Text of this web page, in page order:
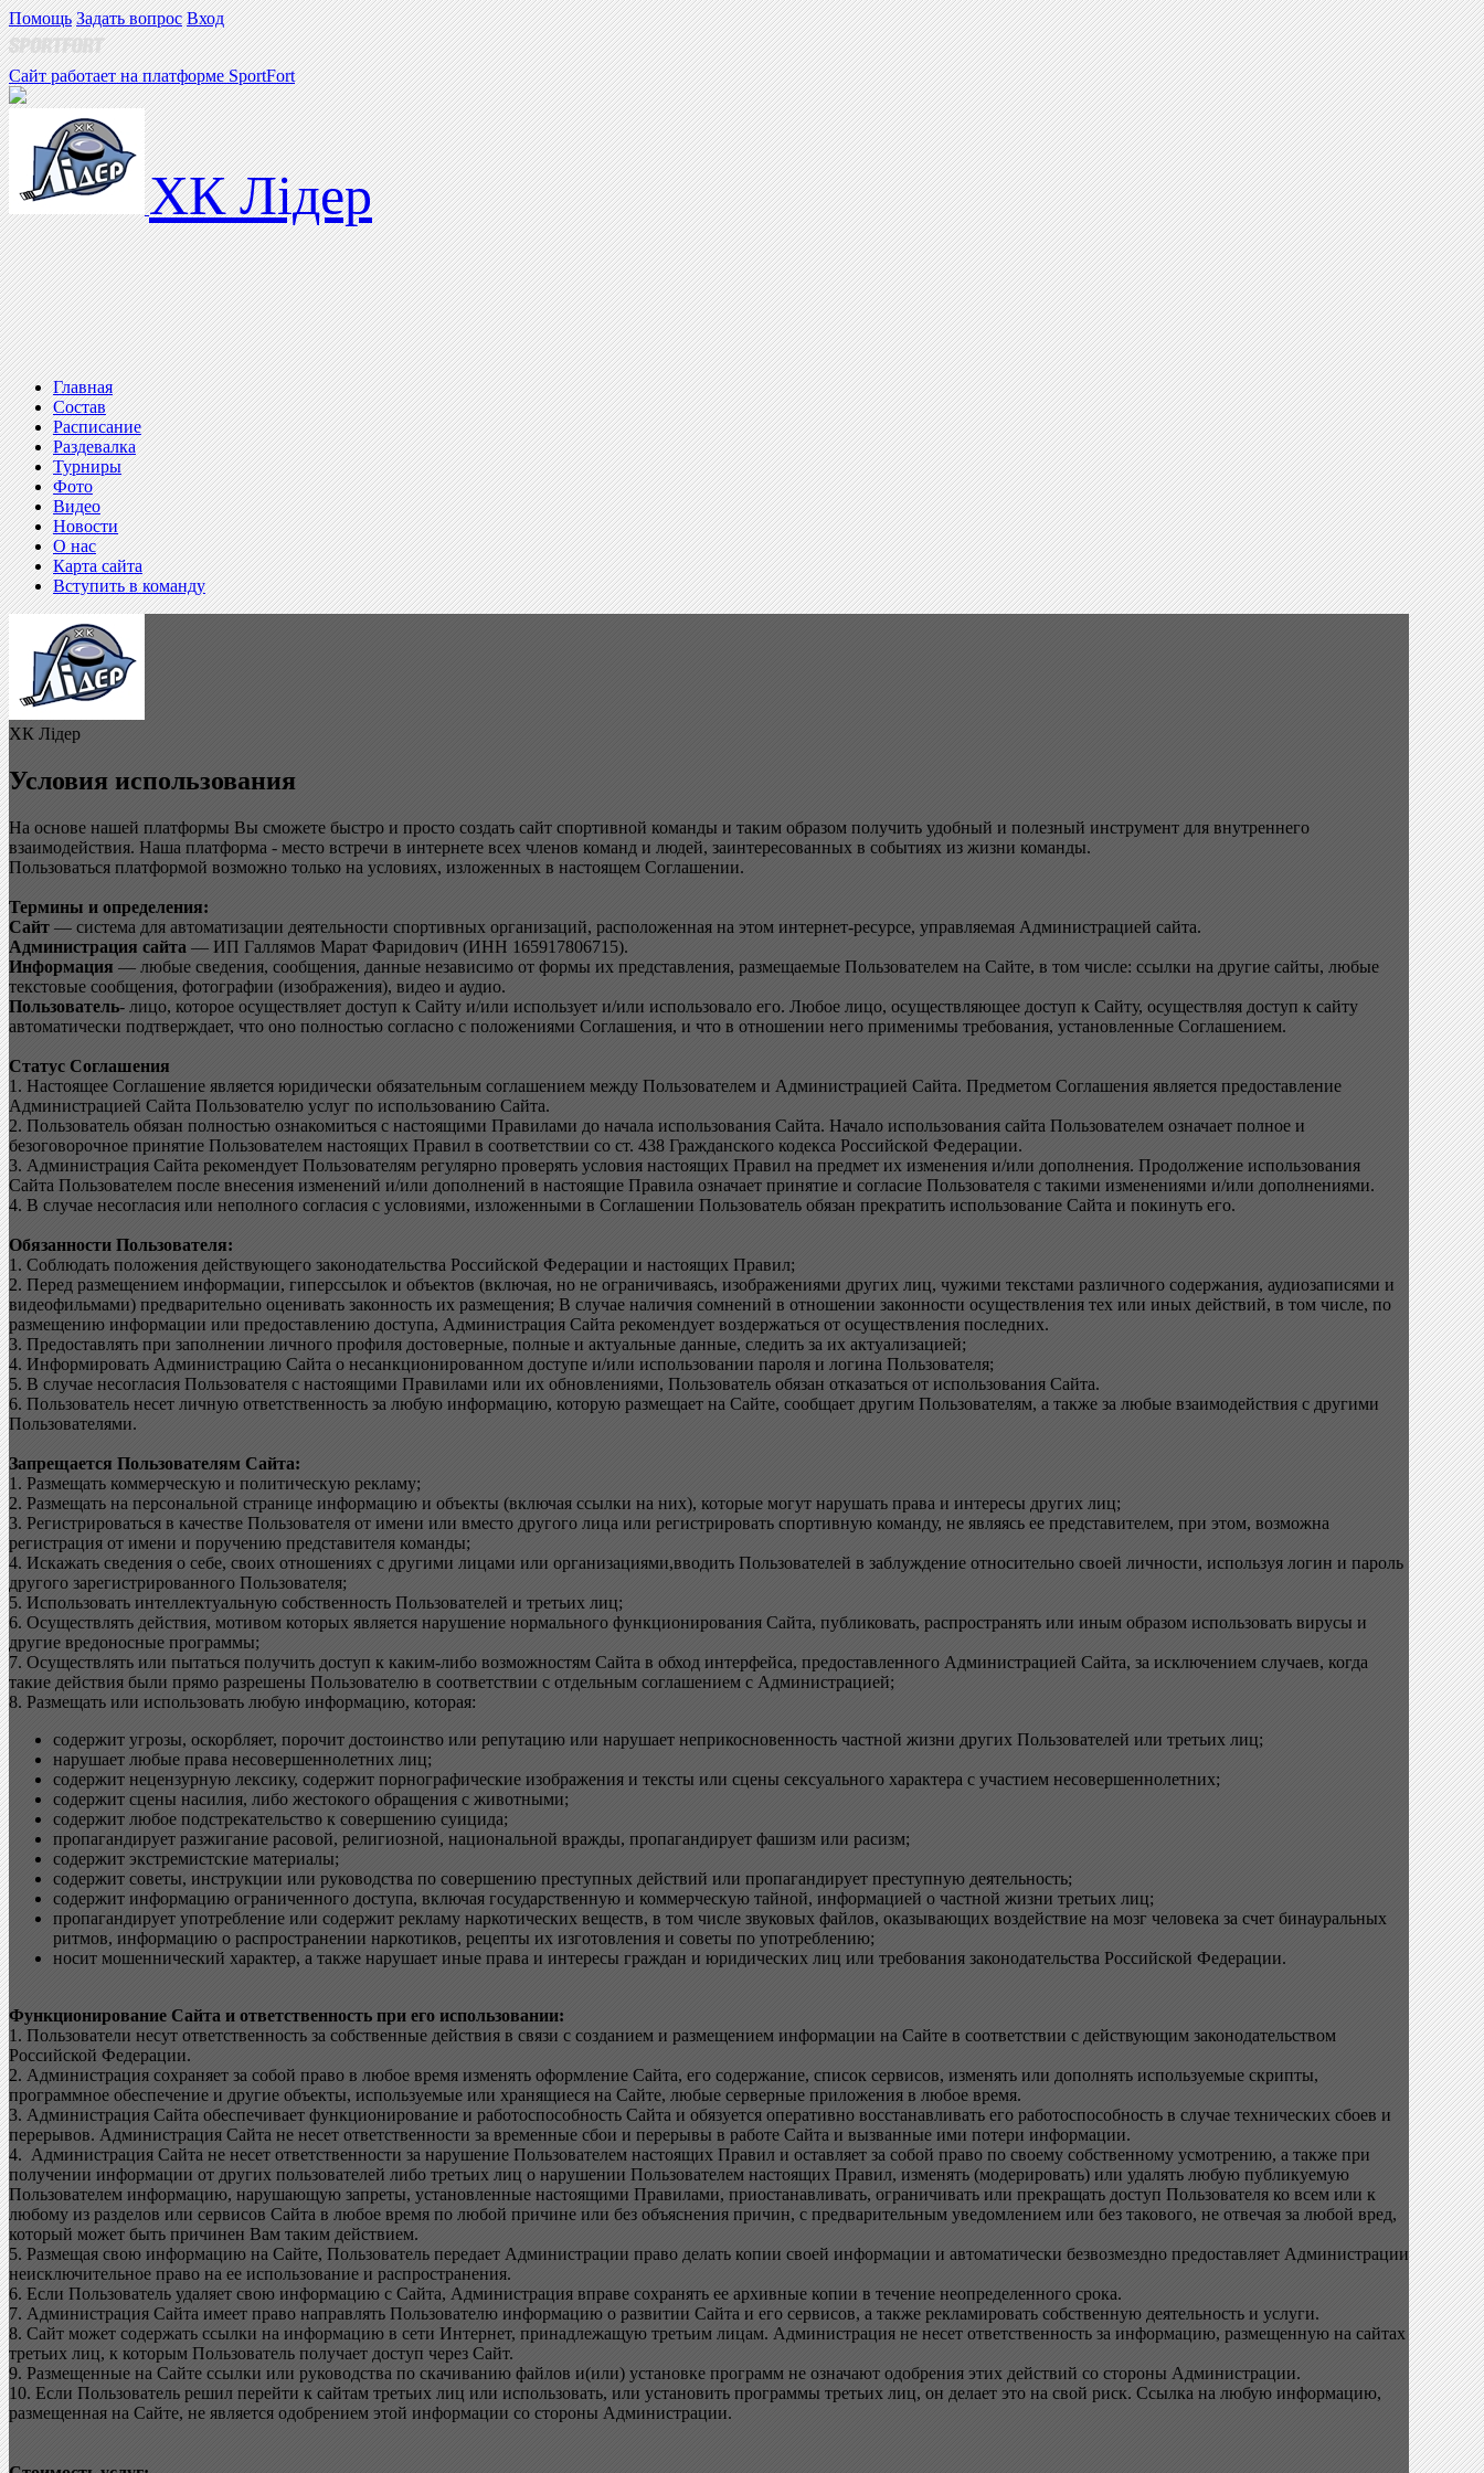
Помощь Задать вопрос Вход
Сайт работает на платформе SportFort
ХК Лідер
Главная
Состав
Расписание
Раздевалка
Турниры
Фото
Видео
Новости
О нас
Карта сайта
Вступить в команду
ХК Лідер
Условия использования
На основе нашей платформы Вы сможете быстро и просто создать сайт спортивной команды и таким образом получить удобный и полезный инструмент для внутреннего
взаимодействия. Наша платформа - место встречи в интернете всех членов команд и людей, заинтересованных в событиях из жизни команды.
Пользоваться платформой возможно только на условиях, изложенных в настоящем Соглашении.
Термины и определения:
Сайт — система для автоматизации деятельности спортивных организаций, расположенная на этом интернет-ресурсе, управляемая Администрацией сайта.
Администрация сайта — ИП Галлямов Марат Фаридович (ИНН 165917806715).
Информация — любые сведения, сообщения, данные независимо от формы их представления, размещаемые Пользователем на Сайте, в том числе: ссылки на другие сайты, любые
текстовые сообщения, фотографии (изображения), видео и аудио.
Пользователь- лицо, которое осуществляет доступ к Сайту и/или использует и/или использовало его. Любое лицо, осуществляющее доступ к Сайту, осуществляя доступ к сайту
автоматически подтверждает, что оно полностью согласно с положениями Соглашения, и что в отношении него применимы требования, установленные Соглашением.
Статус Соглашения
1. Настоящее Соглашение является юридически обязательным соглашением между Пользователем и Администрацией Сайта. Предметом Соглашения является предоставление
Администрацией Сайта Пользователю услуг по использованию Сайта.
2. Пользователь обязан полностью ознакомиться с настоящими Правилами до начала использования Сайта. Начало использования сайта Пользователем означает полное и
безоговорочное принятие Пользователем настоящих Правил в соответствии со ст. 438 Гражданского кодекса Российской Федерации.
3. Администрация Сайта рекомендует Пользователям регулярно проверять условия настоящих Правил на предмет их изменения и/или дополнения. Продолжение использования
Сайта Пользователем после внесения изменений и/или дополнений в настоящие Правила означает принятие и согласие Пользователя с такими изменениями и/или дополнениями.
4. В случае несогласия или неполного согласия с условиями, изложенными в Соглашении Пользователь обязан прекратить использование Сайта и покинуть его.
Обязанности Пользователя:
1. Соблюдать положения действующего законодательства Российской Федерации и настоящих Правил;
2. Перед размещением информации, гиперссылок и объектов (включая, но не ограничиваясь, изображениями других лиц, чужими текстами различного содержания, аудиозаписями и
видеофильмами) предварительно оценивать законность их размещения; В случае наличия сомнений в отношении законности осуществления тех или иных действий, в том числе, по
размещению информации или предоставлению доступа, Администрация Сайта рекомендует воздержаться от осуществления последних.
3. Предоставлять при заполнении личного профиля достоверные, полные и актуальные данные, следить за их актуализацией;
4. Информировать Администрацию Сайта о несанкционированном доступе и/или использовании пароля и логина Пользователя;
5. В случае несогласия Пользователя с настоящими Правилами или их обновлениями, Пользователь обязан отказаться от использования Сайта.
6. Пользователь несет личную ответственность за любую информацию, которую размещает на Сайте, сообщает другим Пользователям, а также за любые взаимодействия с другими
Пользователями.
Запрещается Пользователям Сайта:
1. Размещать коммерческую и политическую рекламу;
2. Размещать на персональной странице информацию и объекты (включая ссылки на них), которые могут нарушать права и интересы других лиц;
3. Регистрироваться в качестве Пользователя от имени или вместо другого лица или регистрировать спортивную команду, не являясь ее представителем, при этом, возможна
регистрация от имени и поручению представителя команды;
4. Искажать сведения о себе, своих отношениях с другими лицами или организациями,вводить Пользователей в заблуждение относительно своей личности, используя логин и пароль
другого зарегистрированного Пользователя;
5. Использовать интеллектуальную собственность Пользователей и третьих лиц;
6. Осуществлять действия, мотивом которых является нарушение нормального функционирования Сайта, публиковать, распространять или иным образом использовать вирусы и
другие вредоносные программы;
7. Осуществлять или пытаться получить доступ к каким-либо возможностям Сайта в обход интерфейса, предоставленного Администрацией Сайта, за исключением случаев, когда
такие действия были прямо разрешены Пользователю в соответствии с отдельным соглашением с Администрацией;
8. Размещать или использовать любую информацию, которая:
содержит угрозы, оскорбляет, порочит достоинство или репутацию или нарушает неприкосновенность частной жизни других Пользователей или третьих лиц;
нарушает любые права несовершеннолетних лиц;
содержит нецензурную лексику, содержит порнографические изображения и тексты или сцены сексуального характера с участием несовершеннолетних;
содержит сцены насилия, либо жестокого обращения с животными;
содержит любое подстрекательство к совершению суицида;
пропагандирует разжигание расовой, религиозной, национальной вражды, пропагандирует фашизм или расизм;
содержит экстремистские материалы;
содержит советы, инструкции или руководства по совершению преступных действий или пропагандирует преступную деятельность;
содержит информацию ограниченного доступа, включая государственную и коммерческую тайной, информацией о частной жизни третьих лиц;
пропагандирует употребление или содержит рекламу наркотических веществ, в том числе звуковых файлов, оказывающих воздействие на мозг человека за счет бинауральных
ритмов, информацию о распространении наркотиков, рецепты их изготовления и советы по употреблению;
носит мошеннический характер, а также нарушает иные права и интересы граждан и юридических лиц или требования законодательства Российской Федерации.
Функционирование Сайта и ответственность при его использовании:
1. Пользователи несут ответственность за собственные действия в связи с созданием и размещением информации на Сайте в соответствии с действующим законодательством
Российской Федерации.
2. Администрация сохраняет за собой право в любое время изменять оформление Сайта, его содержание, список сервисов, изменять или дополнять используемые скрипты,
программное обеспечение и другие объекты, используемые или хранящиеся на Сайте, любые серверные приложения в любое время.
3. Администрация Сайта обеспечивает функционирование и работоспособность Сайта и обязуется оперативно восстанавливать его работоспособность в случае технических сбоев и
перерывов. Администрация Сайта не несет ответственности за временные сбои и перерывы в работе Сайта и вызванные ими потери информации.
4. Администрация Сайта не несет ответственности за нарушение Пользователем настоящих Правил и оставляет за собой право по своему собственному усмотрению, а также при
получении информации от других пользователей либо третьих лиц о нарушении Пользователем настоящих Правил, изменять (модерировать) или удалять любую публикуемую
Пользователем информацию, нарушающую запреты, установленные настоящими Правилами, приостанавливать, ограничивать или прекращать доступ Пользователя ко всем или к
любому из разделов или сервисов Сайта в любое время по любой причине или без объяснения причин, с предварительным уведомлением или без такового, не отвечая за любой вред,
который может быть причинен Вам таким действием.
5. Размещая свою информацию на Сайте, Пользователь передает Администрации право делать копии своей информации и автоматически безвозмездно предоставляет Администрации
неисключительное право на ее использование и распространения.
6. Если Пользователь удаляет свою информацию с Сайта, Администрация вправе сохранять ее архивные копии в течение неопределенного срока.
7. Администрация Сайта имеет право направлять Пользователю информацию о развитии Сайта и его сервисов, а также рекламировать собственную деятельность и услуги.
8. Сайт может содержать ссылки на информацию в сети Интернет, принадлежащую третьим лицам. Администрация не несет ответственность за информацию, размещенную на сайтах
третьих лиц, к которым Пользователь получает доступ через Сайт.
9. Размещенные на Сайте ссылки или руководства по скачиванию файлов и(или) установке программ не означают одобрения этих действий со стороны Администрации.
10. Если Пользователь решил перейти к сайтам третьих лиц или использовать, или установить программы третьих лиц, он делает это на свой риск. Ссылка на любую информацию,
размещенная на Сайте, не является одобрением этой информации со стороны Администрации.